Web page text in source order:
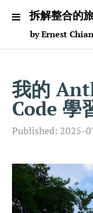
拆解整合的
by Ernest
我的
Code 學
Published: 2025-